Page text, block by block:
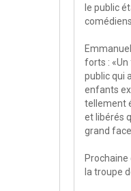
le public
comédiens.
forts :
public qui
enfants
tellement
et libérés
grand face
la troupe